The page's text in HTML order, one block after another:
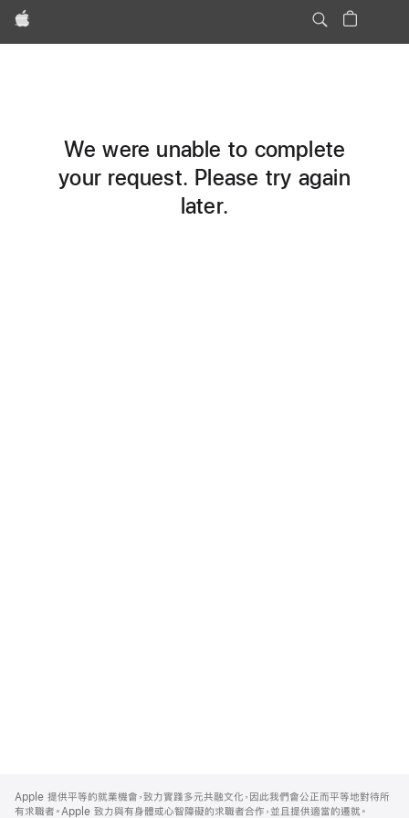
Apple
We were unable to complete
your request. Please try again
later.
Footer
Apple 提供平等的就業機會，致力實踐多元共融文化，因此我們會公正而平等地對待所
有求職者。Apple 致力與有身體或心智障礙的求職者合作，並且提供適當的遷就。